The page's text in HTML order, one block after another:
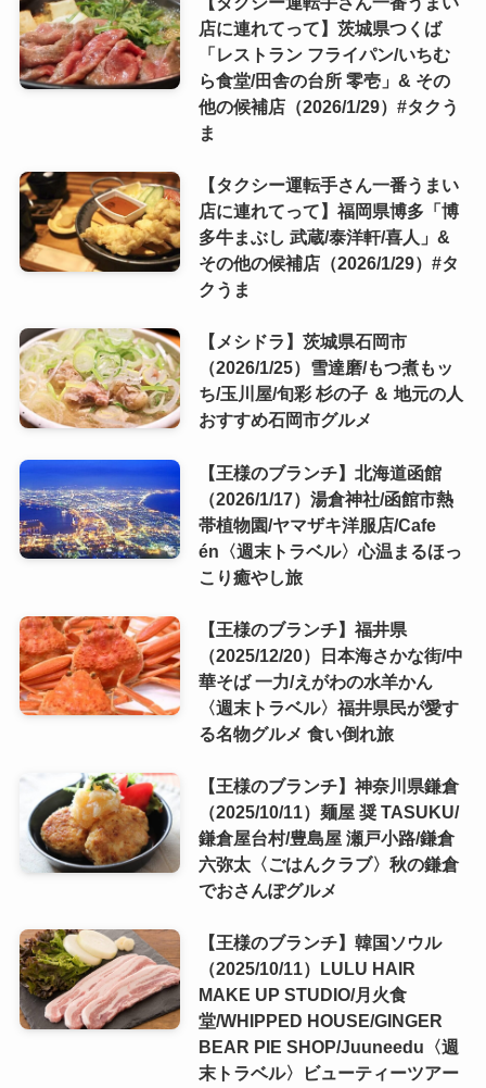
店に連れてって】茨城県つくば
「レストラン フライパン/いちむ
ら食堂/田舎の台所 零壱」& その
他の候補店（2026/1/29）#タクう
ま
【タクシー運転手さん一番うまい
店に連れてって】福岡県博多「博
多牛まぶし 武蔵/泰洋軒/喜人」&
その他の候補店（2026/1/29）#タ
クうま
【メシドラ】茨城県石岡市
（2026/1/25）雪達磨/もつ煮もッ
ち/玉川屋/旬彩 杉の子 ＆ 地元の人
おすすめ石岡市グルメ
【王様のブランチ】北海道函館
（2026/1/17）湯倉神社/函館市熱
帯植物園/ヤマザキ洋服店/Cafe
én〈週末トラベル〉心温まるほっ
こり癒やし旅
【王様のブランチ】福井県
（2025/12/20）日本海さかな街/中
華そば 一力/えがわの水羊かん
〈週末トラベル〉福井県民が愛す
る名物グルメ 食い倒れ旅
【王様のブランチ】神奈川県鎌倉
（2025/10/11）麺屋 奨 TASUKU/
鎌倉屋台村/豊島屋 瀬戸小路/鎌倉
六弥太〈ごはんクラブ〉秋の鎌倉
でおさんぽグルメ
【王様のブランチ】韓国ソウル
（2025/10/11）LULU HAIR
MAKE UP STUDIO/月火食
堂/WHIPPED HOUSE/GINGER
BEAR PIE SHOP/Juuneedu〈週
末トラベル〉ビューティーツアー